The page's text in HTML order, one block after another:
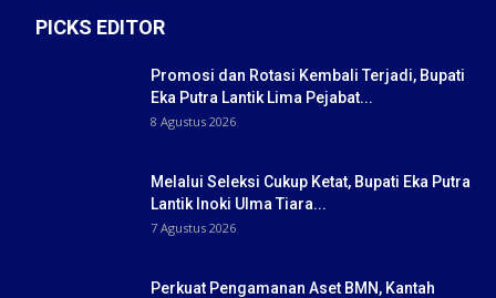
PICKS EDITOR
Promosi dan Rotasi Kembali Terjadi, Bupati
Eka Putra Lantik Lima Pejabat...
8 Agustus 2026
Melalui Seleksi Cukup Ketat, Bupati Eka Putra
Lantik Inoki Ulma Tiara...
7 Agustus 2026
Perkuat Pengamanan Aset BMN, Kantah